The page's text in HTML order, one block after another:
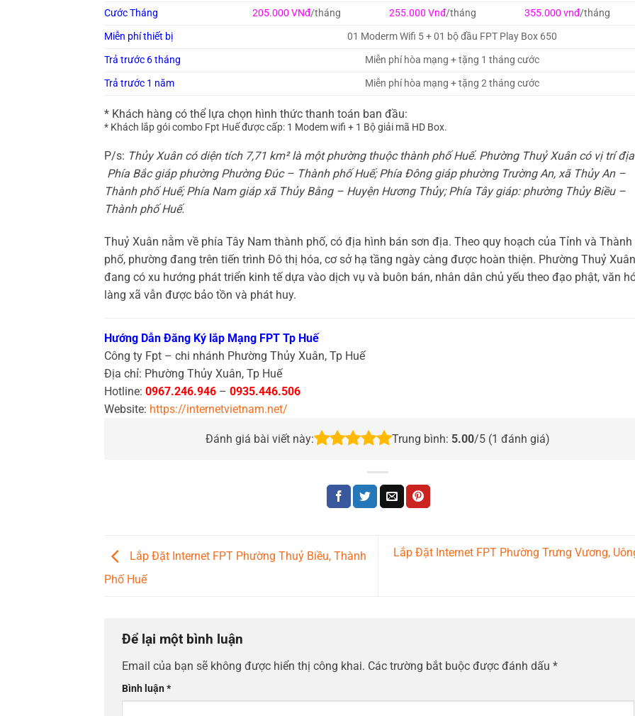
Cước Tháng
205.000 VNđ/tháng 255.000 Vnđ/tháng 355.000 vnđ/tháng
Miễn phí thiết bị
01 Moderm Wifi 5 + 01 bộ đầu FPT Play Box 650
Trả trước 6 tháng
Miễn phí hòa mạng + tặng 1 tháng cước
Trả trước 1 năm
Miễn phí hòa mạng + tặng 2 tháng cước
* Khách hàng có thể lựa chọn hình thức thanh toán ban đầu:
* Khách lắp gói combo Fpt Huế được cấp: 1 Modem wifi + 1 Bộ giải mã HD Box.
P/s: Thủy Xuân có diện tích 7,71 km² là một phường thuộc thành phố Huế. Phường Thuỷ Xuân có vị trí
Phía Bắc giáp phường Phường Đúc – Thành phố Huế; Phía Đông giáp phường Trường An, xã Thủy An –
Thành phố Huế; Phía Nam giáp xã Thủy Bằng – Huyện Hương Thủy; Phía Tây giáp: phường Thủy Biều –
Thành phố Huế.
Thuỷ Xuân nằm về phía Tây Nam thành phố, có địa hình bán sơn địa. Theo quy hoạch của Tỉnh và Thành
phố, phường đang trên tiến trình Đô thị hóa, cơ sở hạ tầng ngày càng được hoàn thiện. Phường Thuỷ Xuân
đang có xu hướng phát triển kinh tế dựa vào dịch vụ và buôn bán, nhân dân chủ yếu theo đạo phật, văn
làng xã vẫn được bảo tồn và phát huy.
Hướng Dẫn Đăng Ký lắp Mạng FPT Tp Huế
Công ty Fpt – chi nhánh Phường Thủy Xuân, Tp Huế
Địa chỉ: Phường Thủy Xuân, Tp Huế
Hotline: 0967.246.946 – 0935.446.506
Website: https://internetvietnam.net/
Đánh giá bài viết này: Trung bình: 5.00/5 (1 đánh giá)
Lắp Đặt Internet FPT Phường Thuỷ Biều, Thành
Phố Huế
Lắp Đặt Internet FPT Phường Trưng Vương,
Để lại một bình luận
Email của bạn sẽ không được hiển thị công khai. Các trường bắt buộc được đánh dấu *
Bình luận*